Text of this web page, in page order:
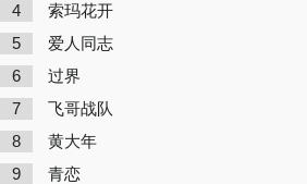
4 索玛花开
5 爱人同志
6 过界
7 飞哥战队
8 黄大年
9 青恋